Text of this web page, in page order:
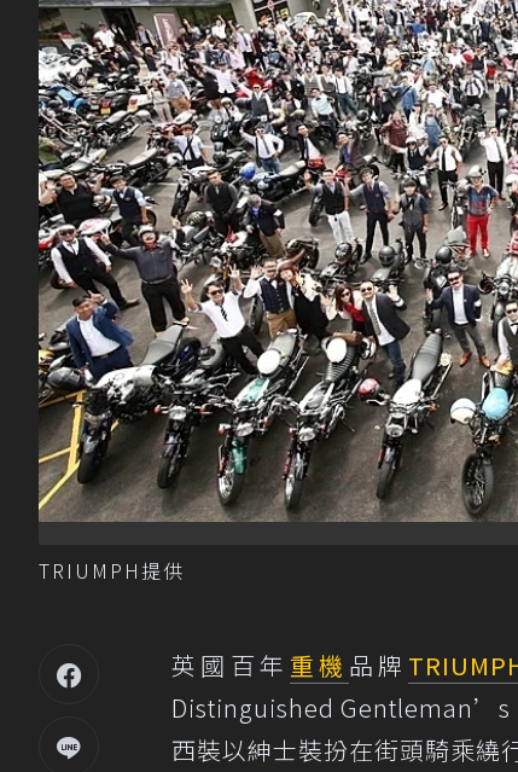
TRIUMPH提供
英國百年 重機 品牌
Distinguished Gentleman’s
西裝以紳士裝扮在街頭騎乘繞